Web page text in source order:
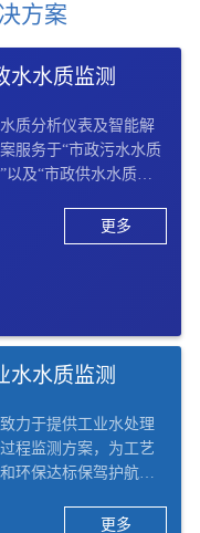
副总裁总经理秦晓培
方案
水水质监测
质分析仪表及智能解
服务于“市政污水水质
以及“市政供水水质监
监测“从源头到龙头”以
政污水水质监测“收集 –
更多
水水质监测
力于提供工业水处理
程监测方案，为工艺
环保达标保驾护航。
级子行业，42个三级子
更多